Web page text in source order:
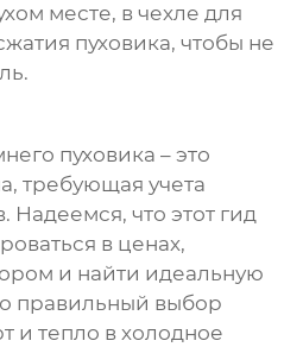
месте, в чехле для
пуховика, чтобы не
пуховика – это
требующая учета
Надеемся, что этот гид
в ценах,
и найти идеальную
правильный выбор
и тепло в холодное